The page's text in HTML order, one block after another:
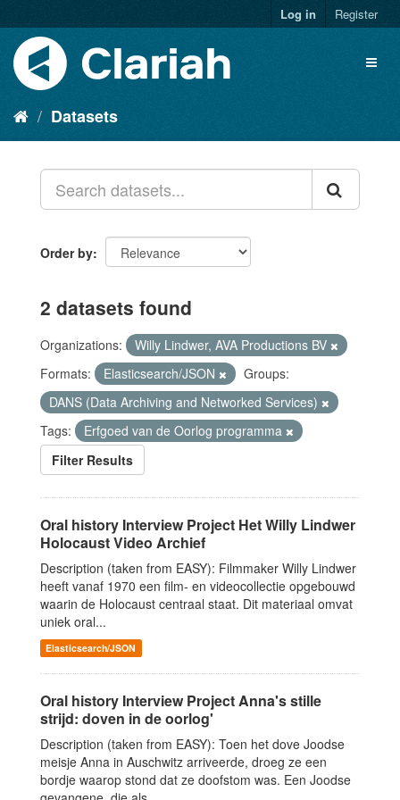
Log in Register
Datasets
Order by
2 datasets found
Organizations:
Willy Lindwer, AVA Productions BV
Formats:
Elasticsearch/JSON
Groups:
DANS (Data Archiving and Networked Services)
Tags:
Erfgoed van de Oorlog programma
Filter Results
Oral history Interview Project Het Willy Lindwer
Holocaust Video Archief
Description (taken from EASY): Filmmaker Willy Lindwer
heeft vanaf 1970 een film- en videocollectie opgebouwd
waarin de Holocaust centraal staat. Dit materiaal omvat
uniek oral...
Elasticsearch/JSON
Oral history Interview Project Anna's stille
strijd: doven in de oorlog'
Description (taken from EASY): Toen het dove Joodse
meisje Anna in Auschwitz arriveerde, droeg ze een
bordje waarop stond dat ze doofstom was. Een Joodse